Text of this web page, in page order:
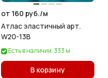
от 160 руб./м
Атлас эластичный арт.
W20-13B
Есть в наличии: 333 м
В корзину